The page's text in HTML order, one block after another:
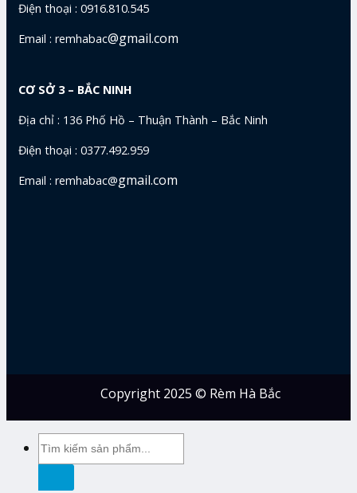
Điện thoại : 0916.810.545
Email : remhabac@gmail.com
CƠ SỞ 3 – BẮC NINH
Địa chỉ : 136 Phố Hồ – Thuận Thành – Bắc Ninh
Điện thoại : 0377.492.959
Email : remhabac@gmail.com
Copyright 2025 © Rèm Hà Bắc
Tìm